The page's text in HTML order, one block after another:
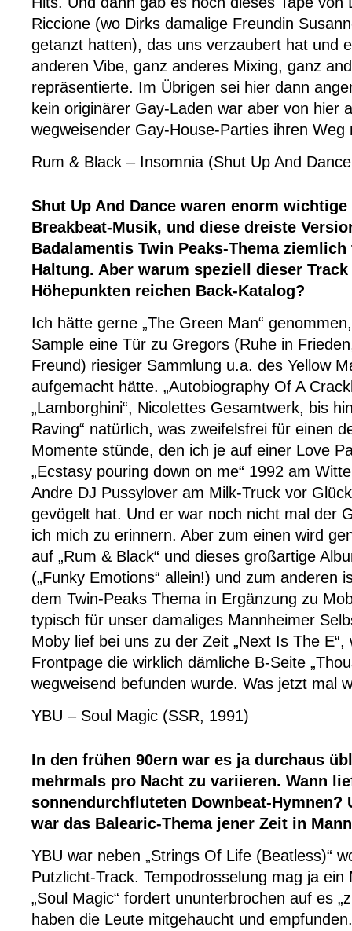
Riccione (wo Dirks damalige Freundin
getanzt hatten), das uns verzaubert hat und
anderen Vibe, ganz anderes Mixing, ganz
repräsentierte. Im Übrigen sei hier dann
kein originärer Gay-Laden war aber von hier
wegweisender Gay-House-Parties ihren Weg
Rum & Black – Insomnia (Shut Up And
Shut Up And Dance waren enorm
Breakbeat-Musik, und diese dreiste
Badalamentis Twin Peaks-Thema
Haltung. Aber warum speziell dieser
Höhepunkten reichen Back-Katalog?
Ich hätte gerne „The Green Man“
Sample eine Tür zu Gregors (Ruhe in
Freund) riesiger Sammlung u.a. des Yellow
aufgemacht hätte. „Autobiography Of A
„Lamborghini“, Nicolettes Gesamtwerk, bis
Raving“ natürlich, was zweifelsfrei für einen
Momente stünde, den ich je auf einer Love
„Ecstasy pouring down on me“ 1992 am
Andre DJ Pussylover am Milk-Truck vor
gevögelt hat. Und er war noch nicht mal der
ich mich zu erinnern. Aber zum einen wird
auf „Rum & Black“ und dieses großartige
(„Funky Emotions“ allein!) und zum anderen
dem Twin-Peaks Thema in Ergänzung zu
typisch für unser damaliges Mannheimer
Moby lief bei uns zu der Zeit „Next Is The E“,
Frontpage die wirklich dämliche B-Seite
wegweisend befunden wurde. Was jetzt mal
YBU – Soul Magic (SSR, 1991)
In den frühen 90ern war es ja durchaus
mehrmals pro Nacht zu variieren. Wann
sonnendurchfluteten Downbeat-Hymnen?
war das Balearic-Thema jener Zeit in
YBU war neben „Strings Of Life (Beatless)“
Putzlicht-Track. Tempodrosselung mag ja ein
„Soul Magic“ fordert ununterbrochen auf es
haben die Leute mitgehaucht und